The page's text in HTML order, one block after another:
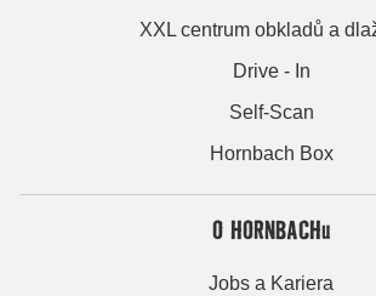
XXL centrum obkladů a
Drive - In
Self-Scan
Hornbach Box
O HORNBACHu
Jobs a Kariera